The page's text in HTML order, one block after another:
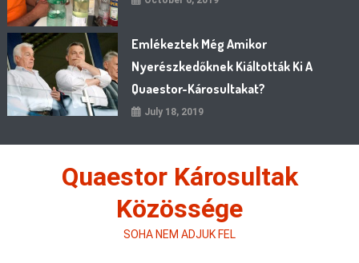
Emlékeztek Még Amikor
Nyerészkedőknek Kiáltották Ki A
Quaestor-Károsultakat?
July 18, 2019
Quaestor Károsultak
Közössége
SOHA NEM ADJUK FEL